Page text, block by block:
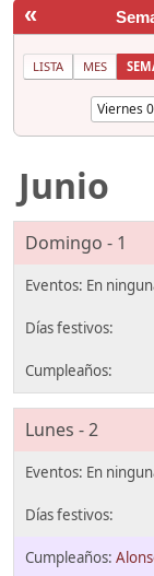
«
LISTA MES
Junio
Domingo - 1
Lunes - 2